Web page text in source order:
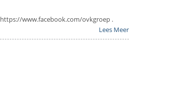
https://www.facebook.com/ovkgroep .
Lees Meer